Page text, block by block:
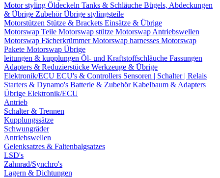
Motor styling Öldeckeln Tanks & Schläuche Bügels, Abdeckungen
& Übrige ZubehörÜbrige stylingsteile
Motorstützen Stütze & Brackets Einsätze & Übrige
Motorswap Teile Motorswap stütze Motorswap Antriebswellen
Motorswap FächerkrümmerMotorswap harnesses Motorswap
Pakete Motorswap Übrige
leitungen & kupplungen Öl- und Kraftstoffschläuche Fassungen
Adapters & Reduzierstücke Werkzeuge & Übrige
Elektronik/ECU ECU's & Controllers Sensoren | Schalter | Relais
Starters & Dynamo's Batterie & ZubehörKabelbaum & Adapters
Übrige Elektronik/ECU
Antrieb
Schalter & Trennen
Kupplungssätze
Schwungräder
Antriebswellen
Gelenksatzes & Faltenbalgsatzes
LSD's
Zahnrad/Synchro's
Lagern & Dichtungen